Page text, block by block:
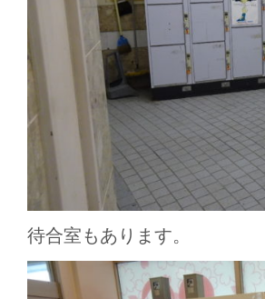
待合室もあります。